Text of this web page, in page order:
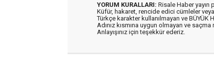
YORUM KURALLARI: Risale Haber yayın
Küfür, hakaret, rencide edici cümleler veya
Türkçe karakter kullanılmayan ve BÜYÜK
Adınız kısmına uygun olmayan ve
Anlayışınız için teşekkür ederiz.